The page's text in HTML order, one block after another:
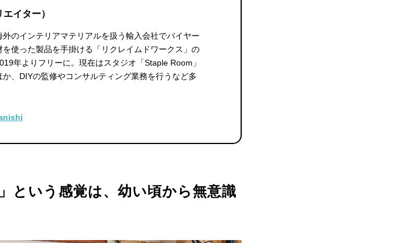
イター）
外のインテリアマテリアルを扱う輸入会社でバイヤー
を使った製品を手掛ける「リクレイムドワークス」の
年よりフリーに。現在はスタジオ「Staple Room」
、DIYの監修やコンサルティング業務を行うなど多
という感覚は、幼い頃から無意識